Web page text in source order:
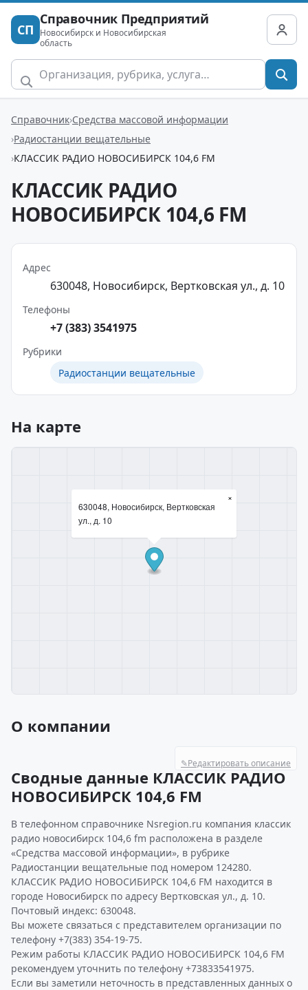
СП
Справочник Предприятий
Новосибирск и Новосибирская
область
Справочник Средства массовой информации
Радиостанции вещательные
КЛАССИК РАДИО НОВОСИБИРСК 104,6 FM
КЛАССИК РАДИО
НОВОСИБИРСК 104,6 FM
Адрес
630048, Новосибирск, Вертковская ул., д. 10
Телефоны
+7 (383) 3541975
Рубрики
Радиостанции вещательные
На карте
630048, Новосибирск, Вертковская
ул., д. 10
×
О компании
✎Редактировать описание
Сводные данные КЛАССИК РАДИО
НОВОСИБИРСК 104,6 FM
В телефонном справочнике Nsregion.ru компания классик
радио новосибирск 104,6 fm расположена в разделе
«Средства массовой информации», в рубрике
Радиостанции вещательные под номером 124280.
КЛАССИК РАДИО НОВОСИБИРСК 104,6 FM находится в
городе Новосибирск по адресу Вертковская ул., д. 10.
Почтовый индекс: 630048.
Вы можете связаться с представителем организации по
телефону +7(383) 354-19-75.
Режим работы КЛАССИК РАДИО НОВОСИБИРСК 104,6 FM
рекомендуем уточнить по телефону +73833541975.
Если вы заметили неточность в представленных данных о